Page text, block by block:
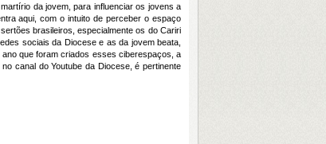
da jovem, para influenciar os jovens a
aqui, com o intuito de perceber o espaço
brasileiros, especialmente os do Cariri
sociais da Diocese e as da jovem beata,
que foram criados esses ciberespaços, a
canal do Youtube da Diocese, é pertinente